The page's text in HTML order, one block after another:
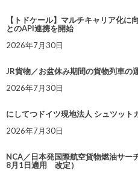
【トドケール】マルチキャリア化
とのAPI連携を開始
2026年7月30日
JR貨物／お盆休み期間の貨物列車の
2026年7月30日
にしてつドイツ現地法人 シュツット
2026年7月30日
NCA／日本発国際航空貨物燃油サ
8月1日適用 改定）